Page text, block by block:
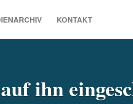
KONTAKT
ihn